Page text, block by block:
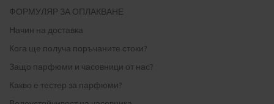
ФОРМУЛЯР ЗА ОПЛАКВАНЕ
Начин на доставка
Кога ще получа поръчаните стоки?
Защо парфюми и часовници от нас?
Какво е тестер за парфюми?